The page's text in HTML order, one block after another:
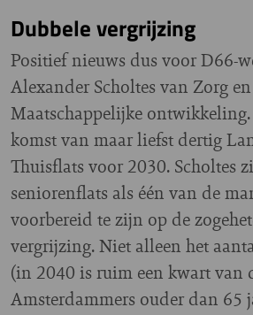
Dubbele vergrijzing
Positief nieuws dus voor D66-
Alexander Scholtes van Zorg en
Maatschappelijke
komst van maar liefst dertig
Thuisflats voor 2030. Scholtes
seniorenflats als één van de
voorbereid te zijn op de
vergrijzing. Niet alleen het
(in 2040 is ruim een kwart van
Amsterdammers ouder dan 65